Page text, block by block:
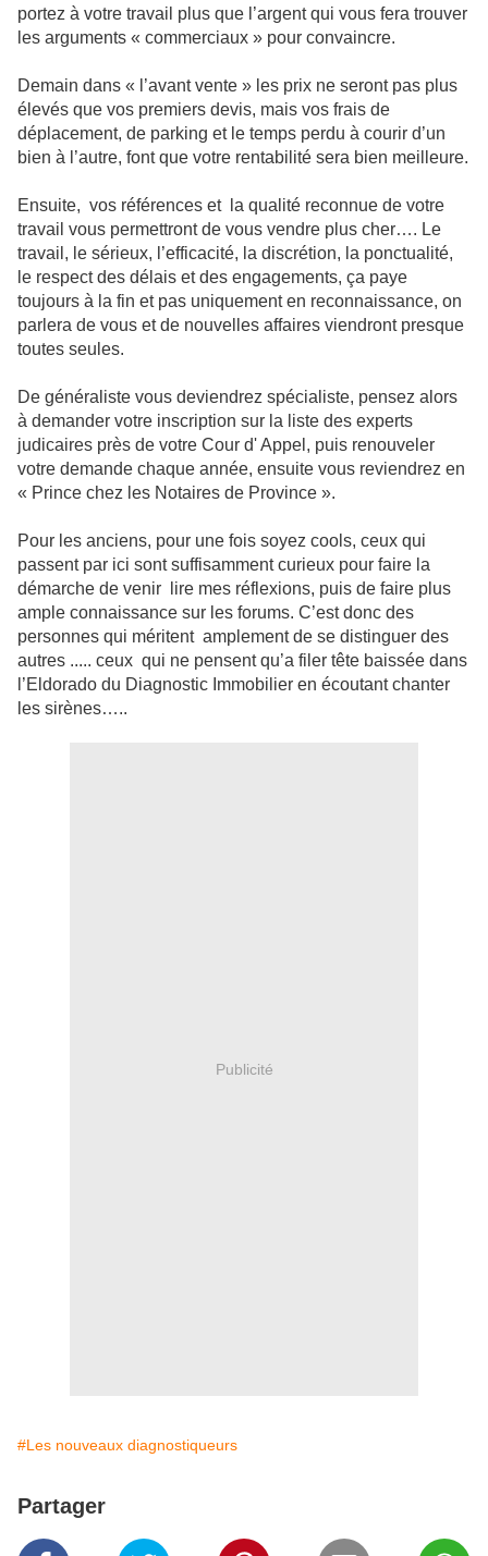
portez à votre travail plus que l’argent qui vous fera trouver
les arguments « commerciaux » pour convaincre.
Demain dans « l’avant vente » les prix ne seront pas plus
élevés que vos premiers devis, mais vos frais de
déplacement, de parking et le temps perdu à courir d’un
bien à l’autre, font que votre rentabilité sera bien meilleure.
Ensuite, vos références et la qualité reconnue de votre
travail vous permettront de vous vendre plus cher…. Le
travail, le sérieux, l’efficacité, la discrétion, la ponctualité,
le respect des délais et des engagements, ça paye
toujours à la fin et pas uniquement en reconnaissance, on
parlera de vous et de nouvelles affaires viendront presque
toutes seules.
De généraliste vous deviendrez spécialiste, pensez alors
à demander votre inscription sur la liste des experts
judicaires près de votre Cour d' Appel, puis renouveler
votre demande chaque année, ensuite vous reviendrez en
« Prince chez les Notaires de Province ».
Pour les anciens, pour une fois soyez cools, ceux qui
passent par ici sont suffisamment curieux pour faire la
démarche de venir lire mes réflexions, puis de faire plus
ample connaissance sur les forums. C’est donc des
personnes qui méritent amplement de se distinguer des
autres ..... ceux qui ne pensent qu’a filer tête baissée dans
l’Eldorado du Diagnostic Immobilier en écoutant chanter
les sirènes…..
Publicité
#Les nouveaux diagnostiqueurs
Partager